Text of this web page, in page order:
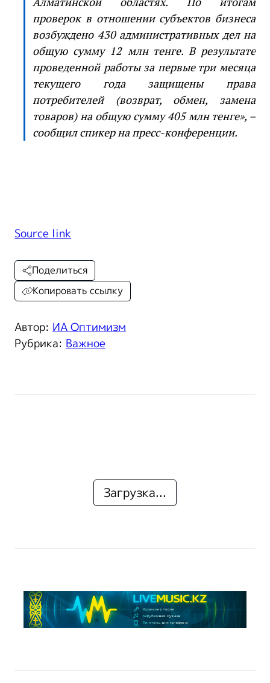
проверок в отношении субъектов бизнеса
возбуждено 430 административных дел на
общую сумму 12 млн тенге. В результате
проведенной работы за первые три месяца
текущего года защищены права
потребителей (возврат, обмен, замена
товаров) на общую сумму 405 млн тенге», –
сообщил спикер на пресс-конференции.
Source link
Автор: ИА Оптимизм
Рубрика: Важное
Поделиться
Копировать ссылку
Загрузка...